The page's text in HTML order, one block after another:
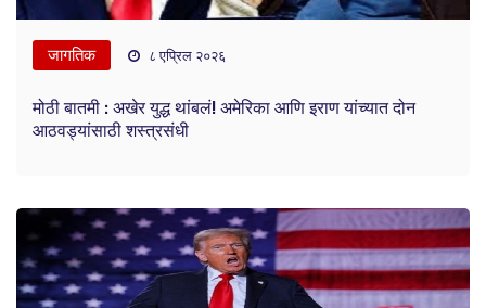
जागतिक ८ एप्रिल २०२६
मोठी बातमी : अखेर युद्ध थांबलं! अमेरिका आणि इराण यांच्यात दोन
आठवड्यांसाठी शस्त्रसंधी